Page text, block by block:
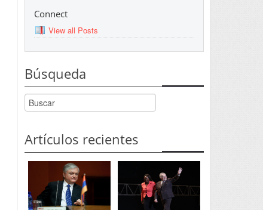
Connect
View all Posts
Búsqueda
Artículos recientes